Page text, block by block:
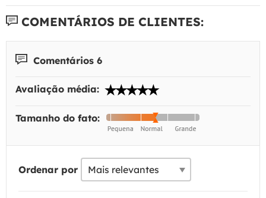
COMENTÁRIOS DE CLIENTES:
Comentários 6
Avaliação média:
Tamanho do fato:
Ordenar por